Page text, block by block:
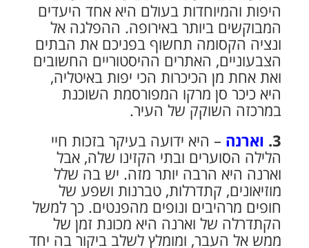
היפות והמיוחדות בעולם היא אחד היעדים
המבוקשים ביותר באירופה. ההפלגה אל
ונציה הקסומה תחשוף בפניכם את הבתים
הצבעוניים, האתרים ההיסטוריים החשובים
ואת אחת מן הכיכרות הכי יפות באיטליה,
היא כיכר סן מרקו המפורסמת השוכנת
במרכזה השוקק של העיר.
3. וארנה – היא ידועה בעיקר בזכות חיי
הלילה הסוערים ובתי הקזינו שלה, אבל
וארנה היא הרבה יותר מזה. יש בה שלל
מוזיאונים, קתדרלות, טברנות ושפע של
חופים מרהיבים ונופים מהפנטים. כך למשל
הקתדרלה של וארנה היא מכונת זמן של
ממש אל העבר, ומומלץ לשלב ביקור בה יחד